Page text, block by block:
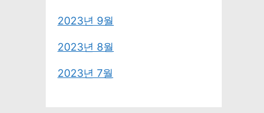
2023년 9월
2023년 8월
2023년 7월